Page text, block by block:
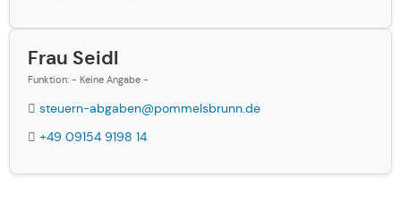
Frau Seidl
Funktion: - Keine Angabe -
steuern-abgaben@pommelsbrunn.de
+49 09154 9198 14